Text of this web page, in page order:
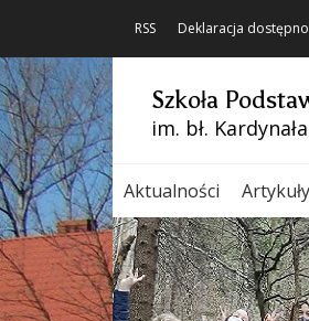
RSS Deklaracja
Szkoła
im. bł.
Aktualności